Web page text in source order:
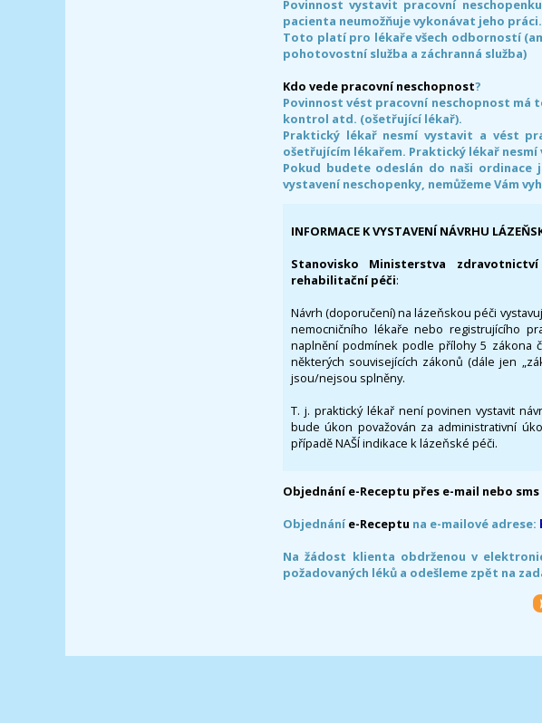
Povinnost vystavit pracovní
pacienta neumožňuje vykonávat jeho práci.
Toto platí pro lékaře všech odborností
pohotovostní služba a záchranná služba)
Kdo vede pracovní neschopnost?
Povinnost vést pracovní neschopnost má
kontrol atd. (ošetřující lékař).
Praktický lékař nesmí vystavit a vést
ošetřujícím lékařem. Praktický lékař
Pokud budete odeslán do naši ordinace
vystavení neschopenky, nemůžeme Vám
INFORMACE K VYSTAVENÍ NÁVRHU
Stanovisko Ministerstva
rehabilitační péči:
Návrh (doporučení) na lázeňskou péči
nemocničního lékaře nebo registrujícího
naplnění podmínek podle přílohy 5 zákona
některých souvisejících zákonů (dále jen
jsou/nejsou splněny.
T. j. praktický lékař není povinen vystavit
bude úkon považován za administrativní
případě NAŠÍ indikace k lázeňské péči.
Objednání e-Receptu přes e-mail nebo sms
Objednáníe-Receptu na e-mailové adrese:
Na žádost klienta obdrženou v
požadovaných léků a odešleme zpět na